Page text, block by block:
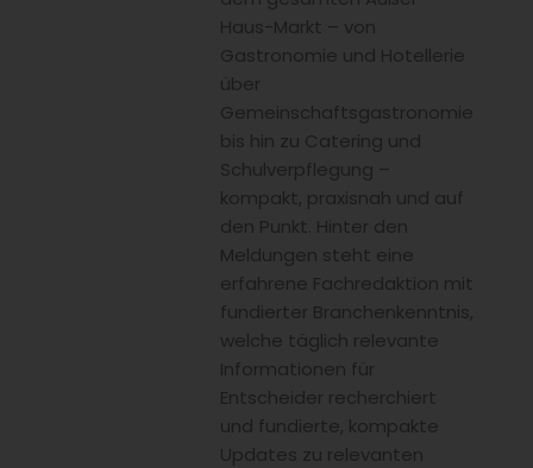
Haus-Markt – von
Gastronomie und Hotellerie
über
Gemeinschaftsgastronomie
bis hin zu Catering und
Schulverpflegung –
kompakt, praxisnah und auf
den Punkt. Hinter den
Meldungen steht eine
erfahrene Fachredaktion mit
fundierter Branchenkenntnis,
welche täglich relevante
Informationen für
Entscheider recherchiert
und fundierte, kompakte
Updates zu relevanten